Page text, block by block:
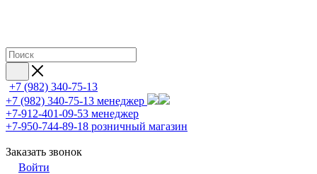
+7 (982) 340-75-13
+7 (982) 340-75-13 менеджер
+7-912-401-09-53 менеджер
+7-950-744-89-18 розничный магазин
Заказать звонок
Войти